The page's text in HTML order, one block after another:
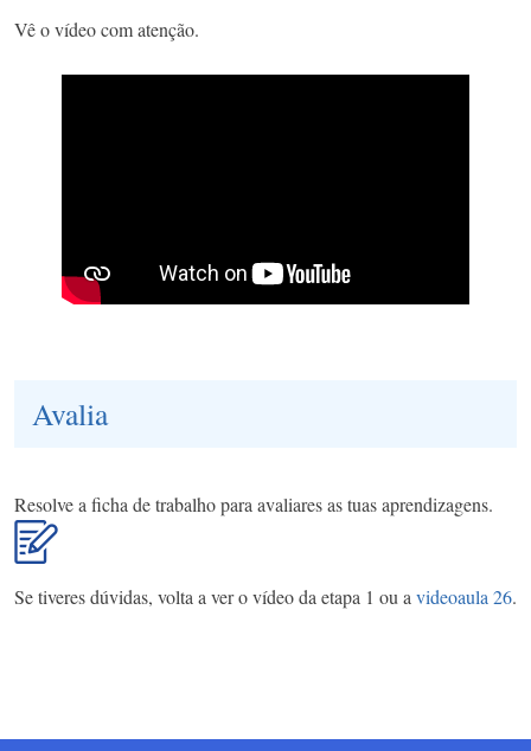
Vê o vídeo com atenção.
Avalia
Resolve a ficha de trabalho para avaliares as tuas aprendizagens.
Se tiveres dúvidas, volta a ver o vídeo da etapa 1 ou avideoaula 26.